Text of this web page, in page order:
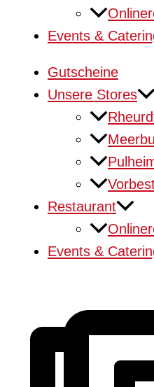
Events &
Gutscheine
Unsere Stores
Restaurant
Events &